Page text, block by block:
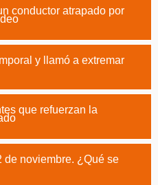
conductor atrapado por
y llamó a extremar
que refuerzan la
de noviembre. ¿Qué se